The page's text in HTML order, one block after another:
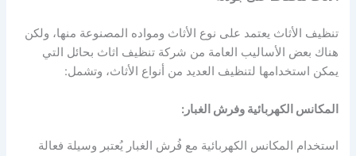
تنظيف الأثاث يعتمد على نوع الأثاث ومواده المصنوعة منها، ولكن
هناك بعض الأساليب العامة من شركة تنظيف اثاث بحائل التي
يمكن استخدامها لتنظيف العديد من أنواع الأثاث، وتشمل:
المكانس الكهربائية وفرش الغبار:
استخدام المكانس الكهربائية مع فُرش الغبار يُعتبر وسيلة فعالة